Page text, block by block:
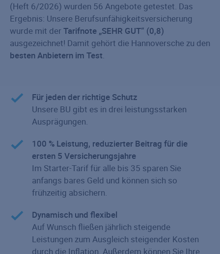
(Heft 6/2026) wurden 56 Angebote getestet. Das
Ergebnis: Unsere Berufsunfähigkeitsversicherung
wurde mit derTarifnote „SEHR GUT“ (0,8)
ausgezeichnet! Damit gehört die Hannoversche zu den
besten Anbietern im Test.
Für jeden der richtige Schutz
Unsere BU gibt es in drei leistungsstarken
Ausprägungen.
100 % Leistung, reduzierter Beitrag für die
ersten 5 Versicherungsjahre
Im Starter-Tarif für alle bis 35 sparen Sie
anfangs bares Geld und können sich so
frühzeitig absichern.
Dynamisch und flexibel
Auf Wunsch fließen jährlich steigende
Leistungen zum Ausgleich steigender Kosten
durch die Inflation. Außerdem können Sie Ihre